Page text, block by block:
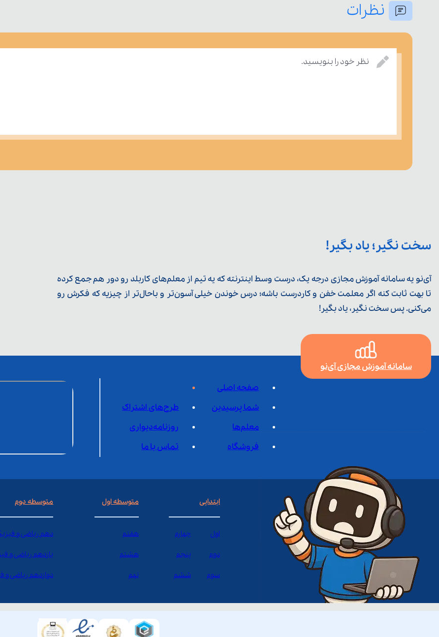
نظرات
نظر خود را بنویسید.
سخت نگیر؛ یاد بگیر!
آی‌نو یه سامانه آموزش مجازی درجه یک، درست وسط اینترنته که یه تیم از معلم‌‌های کاربلد رو دور هم جمع کرده
تا بهت ثابت کنه اگر معلمت خفن و کاردرست باشه؛ درس خوندن خیلی آسون‌تر و باحال‌تر از چیزیه که فکرش رو
می‌کنی. پس سخت نگیر، یاد بگیر!
سامانه آموزش مجازی آی‌نو
صفحه اصلی
شما پرسیدین
طرح‌های اشتراک
معلم‌ها
روزنامه‌دیواری
فروشگاه
تماس با ما
ابتدایی
اول چهارم
دوم پنجم
سوم ششم
متوسطه اول
هفتم
هشتم
نهم
متوسطه دوم
دهم ریاضی و
یازدهم ریاضی و
دوازدهم ریاضی و